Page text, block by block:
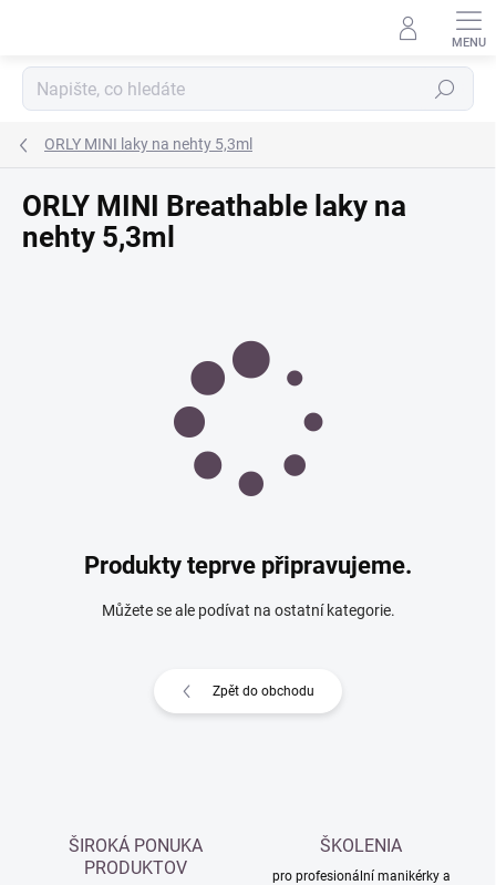
Hledat
ORLY MINI laky na nehty 5,3ml
ORLY MINI Breathable laky na
nehty 5,3ml
Produkty teprve připravujeme.
Můžete se ale podívat na ostatní kategorie.
Zpět do obchodu
ŠIROKÁ PONUKA
PRODUKTOV
ŠKOLENIA
pro profesionální manikérky a